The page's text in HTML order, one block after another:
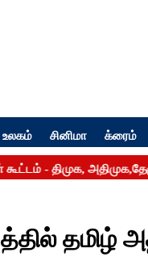
உலகம் சினிமா க்ரைம்
தமிழ்